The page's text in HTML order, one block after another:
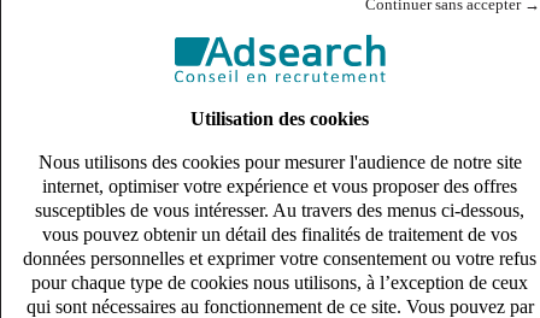
Utilisation des cookies
Nous utilisons des cookies pour mesurer l'audience de notre site
internet, optimiser votre expérience et vous proposer des offres
susceptibles de vous intéresser. Au travers des menus ci-dessous,
vous pouvez obtenir un détail des finalités de traitement de vos
données personnelles et exprimer votre consentement ou votre refus
pour chaque type de cookies nous utilisons, à l’exception de ceux
qui sont nécessaires au fonctionnement de ce site. Vous pouvez par
Collaborateur comptable (H/F)
CDI
27k – 33k €
Saint-Orens-de-Gameville, Haute-Garonne (31650)
Publié le 08/08/2026